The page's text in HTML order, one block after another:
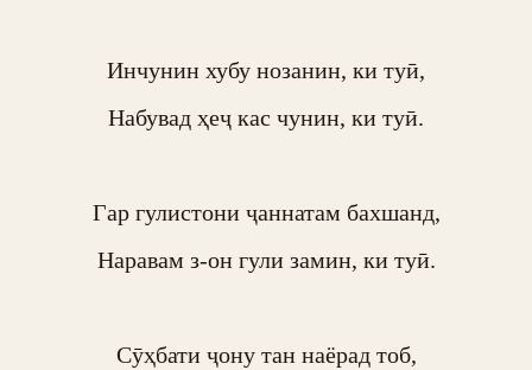
Инчунин хубу нозанин, ки туӣ,
Набувад ҳеҷ кас чунин, ки туӣ.
Гар гулистони ҷаннатам бахшанд,
Наравам з-он гули замин, ки туӣ.
Сӯҳбати ҷону тан наёрад тоб,